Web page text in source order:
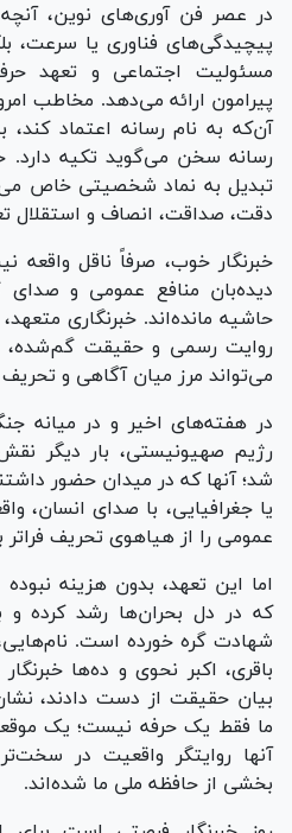
در عصر فن آوری‌های نوین، آنچه
پیچیدگی‌های فناوری یا سرعت،
مسئولیت اجتماعی و تعهد
پیرامون ارائه می‌دهد. مخاطب
آن‌که به نام رسانه اعتماد کند،
رسانه سخن می‌گوید تکیه دارد.
تبدیل به نماد شخصیتی خاص
دقت، صداقت، انصاف و استقلال
خبرنگار خوب، صرفاً ناقل واقعه
دیده‌بان منافع عمومی و
حاشیه مانده‌اند. خبرنگاری
روایت رسمی و حقیقت
می‌تواند مرز میان آگاهی و تحریف
در هفته‌های اخیر و در میانه
رژیم صهیونیستی، بار دیگر
شد؛ آنها که در میدان حضور
یا جغرافیایی، با صدای انسان،
عمومی را از هیاهوی تحریف فراتر
اما این تعهد، بدون هزینه
که در دل بحران‌ها رشد کرده و
شهادت گره خورده است.
باقری، اکبر نحوی و ده‌ها
بیان حقیقت از دست دادند،
ما فقط یک حرفه نیست؛ یک
آنها روایتگر واقعیت در
بخشی از حافظه ملی ما شده‌اند.